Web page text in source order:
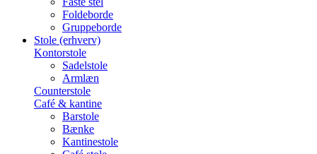
Foldeborde
Gruppeborde
Stole (erhverv)
Kontorstole
Sadelstole
Armlæn
Counterstole
Café & kantine
Barstole
Bænke
Kantinestole